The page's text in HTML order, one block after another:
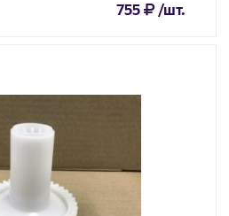
755 /шт.